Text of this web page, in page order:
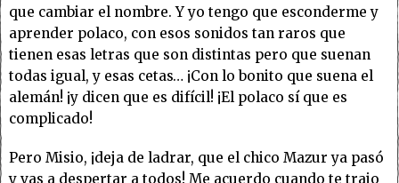
que cambiar el nombre. Y yo tengo que esconderme y
aprender polaco, con esos sonidos tan raros que
tienen esas letras que son distintas pero que suenan
todas igual, y esas cetas… ¡Con lo bonito que suena el
alemán! ¡y dicen que es difícil! ¡El polaco sí que es
complicado!
Pero Misio, ¡deja de ladrar, que el chico Mazur ya pasó
y vas a despertar a todos! Me acuerdo cuando te trajo